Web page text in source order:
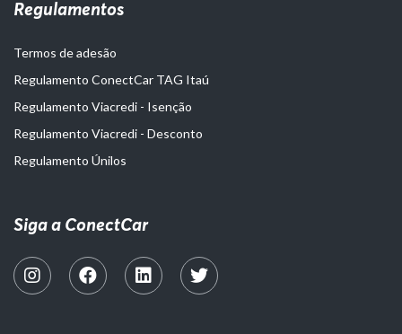
Regulamentos
Termos de adesão
Regulamento ConectCar TAG Itaú
Regulamento Viacredi - Isenção
Regulamento Viacredi - Desconto
Regulamento Únilos
Siga a ConectCar